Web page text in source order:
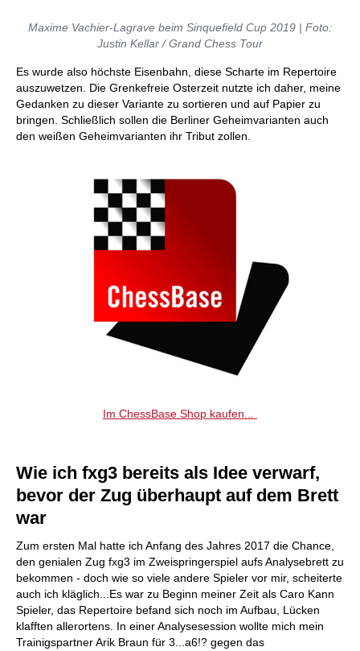
Maxime Vachier-Lagrave beim Sinquefield Cup 2019 | Foto:
Justin Kellar / Grand Chess Tour
Es wurde also höchste Eisenbahn, diese Scharte im Repertoire
auszuwetzen. Die Grenkefreie Osterzeit nutzte ich daher, meine
Gedanken zu dieser Variante zu sortieren und auf Papier zu
bringen. Schließlich sollen die Berliner Geheimvarianten auch
den weißen Geheimvarianten ihr Tribut zollen.
Im ChessBase Shop kaufen...
Wie ich fxg3 bereits als Idee verwarf,
bevor der Zug überhaupt auf dem Brett
war
Zum ersten Mal hatte ich Anfang des Jahres 2017 die Chance,
den genialen Zug fxg3 im Zweispringerspiel aufs Analysebrett zu
bekommen - doch wie so viele andere Spieler vor mir, scheiterte
auch ich kläglich...Es war zu Beginn meiner Zeit als Caro Kann
Spieler, das Repertoire befand sich noch im Aufbau, Lücken
klafften allerortens. In einer Analysesession wollte mich mein
Trainigspartner Arik Braun für 3...a6!? gegen das